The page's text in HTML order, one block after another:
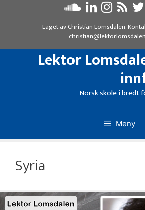
Laget avChristian Lomsdalen.
Lektor
Norsk skole i bredt
Meny
Syria